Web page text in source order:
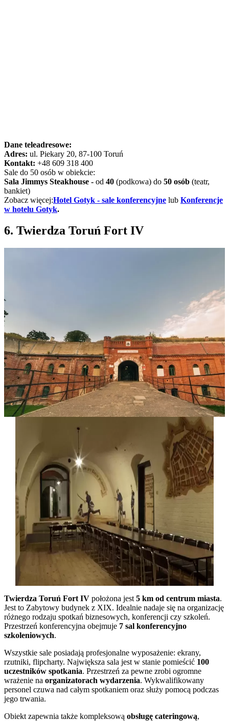
Dane teleadresowe:
Adres: ul. Piekary 20, 87-100 Toruń
Kontakt: +48 609 318 400
Sale do 50 osób w obiekcie:
Sala Jimmys Steakhouse - od 40 (podkowa) do 50 osób (teatr,
bankiet)
Zobacz więcej:Hotel Gotyk - sale konferencyjne lub Konferencje
w hotelu Gotyk.
6. Twierdza Toruń Fort IV
Twierdza Toruń Fort IV położona jest 5 km od centrum miasta.
Jest to Zabytowy budynek z XIX. Idealnie nadaje się na organizację
różnego rodzaju spotkań biznesowych, konferencji czy szkoleń.
Przestrzeń konferencyjna obejmuje 7 sal konferencyjno
szkoleniowych.
Wszystkie sale posiadają profesjonalne wyposażenie: ekrany,
rzutniki, flipcharty. Największa sala jest w stanie pomieścić 100
uczestników spotkania. Przestrzeń za pewne zrobi ogromne
wrażenie na organizatorach wydarzenia. Wykwalifikowany
personel czuwa nad całym spotkaniem oraz służy pomocą podczas
jego trwania.
Obiekt zapewnia także kompleksową obsługę cateringową,